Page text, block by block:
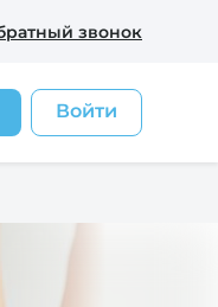
звонок
Войти